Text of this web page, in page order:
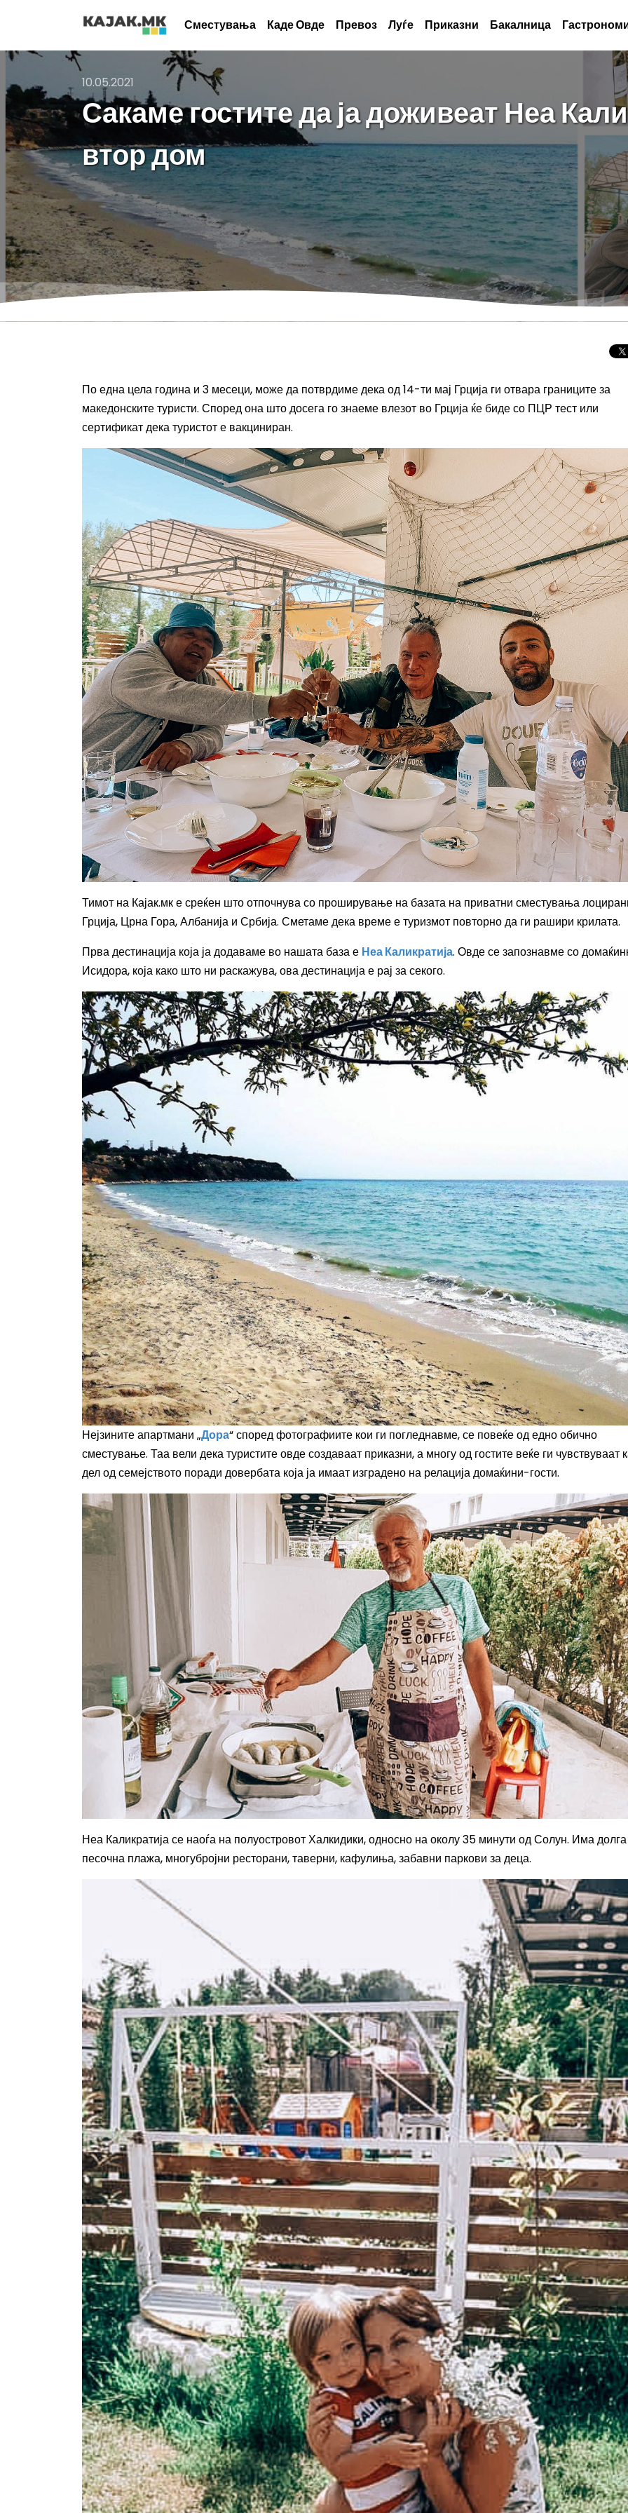
Сместувања Каде Овде Превоз Луѓе Приказни Бакалница
10.05.2021
Сакаме гостите да ја доживеат Неа
втор дом
Поедна цела година и 3 месеци, може да потврдиме декаод 14-ти мај Грција ги отвара границите за
македонските туристи. Според она што досега го знаеме влезот во Грција ќе бидесо ПЦР тест или
сертификат дека туристот е вакциниран.
Тимот на Кајак.мк е среќен што отпочнува со проширување на базата на приватни сместувања
Грција, Црна Гора, Албанија и Србија. Сметаме дека време е туризмот повторно да ги рашири крилата.
Прва дестинација која ја додаваме во нашата база е Неа Каликратија. Овде се запознавме со
Исидора, која како што ни раскажува, ова дестинација е рај за секого.
Нејзините апартмани „Дора“ според фотографиите кои ги погледнавме, се повеќе од едно обично
сместување. Таа вели дека туристите овде создаваат приказни, а многу од гостите веќе ги чувствуваат
дел од семејството поради довербата која ја имаат изградено на релација домаќини-гости.
Неа Каликратија се наоѓа на полуостровот Халкидики, односно на околу 35 минути од Солун. Имадолга
песочна плажа, многубројни ресторани, таверни, кафулиња, забавни паркови за деца.
Целосно
Сонцето 2026:
најголемиот
во Европа